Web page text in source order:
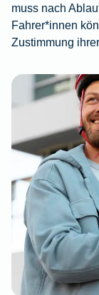
muss nach
Fahrer*innen
Zustimmung